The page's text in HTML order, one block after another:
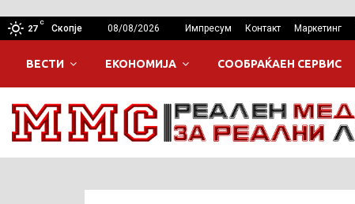
27
C
Скопје 08/08/2026 Импресум Контакт Маркетинг
ВЕСТИ ЕКОНОМИЈА СООБРАЌАЕН СЕРВИС